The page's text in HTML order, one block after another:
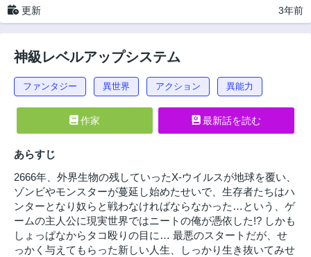
更新 3年前
神級レベルアップシステム
ファンタジー 異世界 アクション 異能力
作家 最新話を読む
あらすじ
2666年、外界生物の残していったX-ウイルスが地球を覆い、
ゾンビやモンスターが蔓延し始めたせいで、生存者たちはハ
ンターとなり奴らと戦わなければならなかった…という、ゲ
ームの主人公に現実世界ではニートの俺が憑依した!? しかも
しょっぱなからタコ殴りの目に… 最悪のスタートだが、せ
っかく与えてもらった新しい人生、しっかり生き抜いてみせ